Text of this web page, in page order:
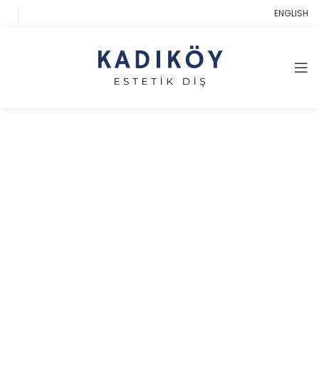
ENGLISH